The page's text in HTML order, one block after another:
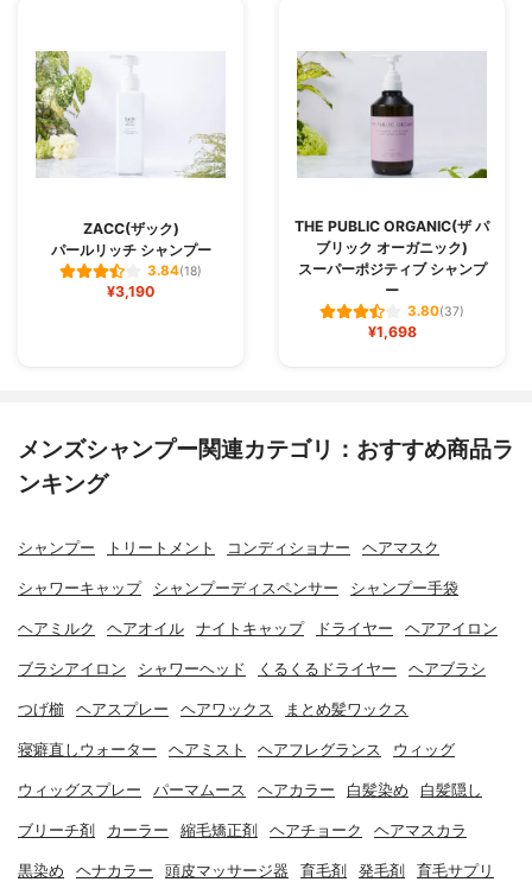
ZACC(ザック)
パールリッチ シャンプー
3.84(18)
¥3,190
THE PUBLIC ORGANIC(ザ パ
ブリック オーガニック)
スーパーポジティブ シャンプ
ー
3.80(37)
¥1,698
メンズシャンプー関連カテゴリ：おすすめ商品ラ
ンキング
シャンプー トリートメント コンディショナー ヘアマスク
シャワーキャップ シャンプーディスペンサー シャンプー手袋
ヘアミルク ヘアオイル ナイトキャップ ドライヤー ヘアアイロン
ブラシアイロン シャワーヘッド くるくるドライヤー ヘアブラシ
つげ櫛 ヘアスプレー ヘアワックス まとめ髪ワックス
寝癖直しウォーター ヘアミスト ヘアフレグランス ウィッグ
ウィッグスプレー パーマムース ヘアカラー 白髪染め 白髪隠し
ブリーチ剤 カーラー 縮毛矯正剤 ヘアチョーク ヘアマスカラ
黒染め ヘナカラー 頭皮マッサージ器 育毛剤 発毛剤 育毛サプリ